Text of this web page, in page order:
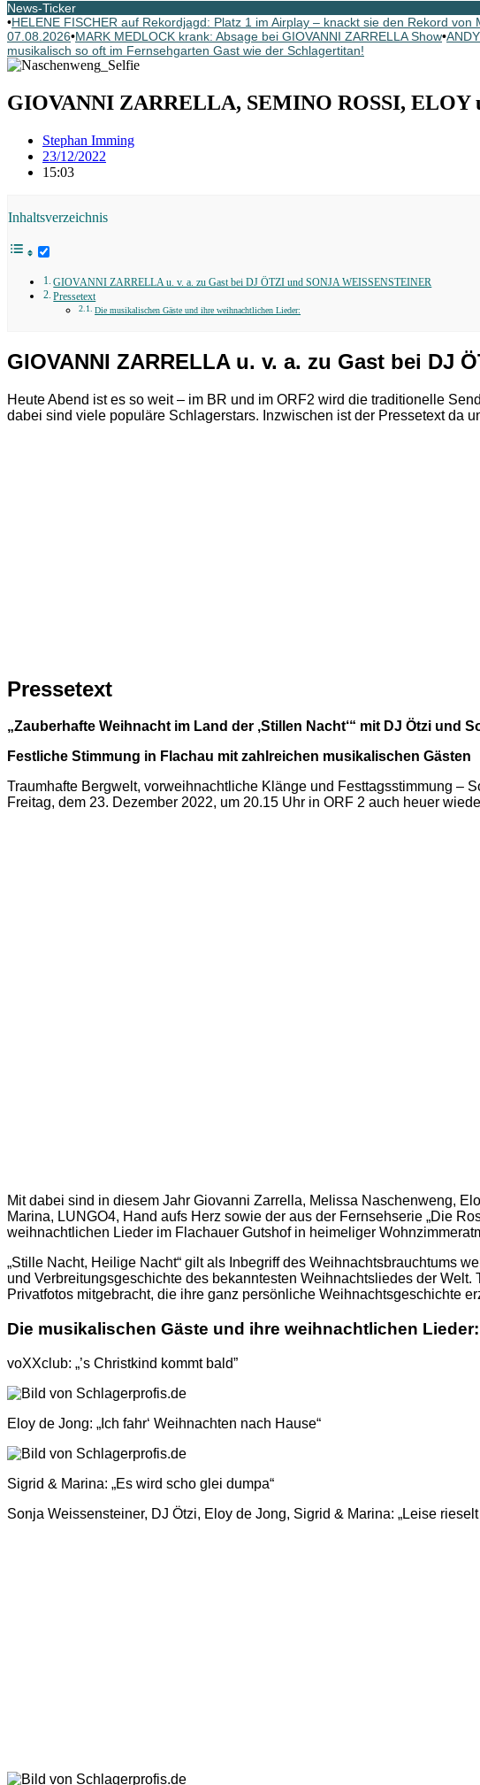
News-Ticker
•HELENE FISCHER auf Rekordjagd: Platz 1 im Airplay – knackt sie den Rekord von
07.08.2026•MARK MEDLOCK krank: Absage bei GIOVANNI ZARRELLA Show•
musikalisch so oft im Fernsehgarten Gast wie der Schlagertitan!
GIOVANNI ZARRELLA, SEMINO ROSSI, ELOY
Stephan Imming
23/12/2022
15:03
Inhaltsverzeichnis
GIOVANNI ZARRELLA u. v. a. zu Gast bei DJ ÖTZI und SONJA WEISSENSTEINER
Pressetext
Die musikalischen Gäste und ihre weihnachtlichen Lieder:
GIOVANNI ZARRELLA u. v. a. zu Gast bei DJ
Heute Abend ist es so weit – im BR und im ORF2 wird die traditionelle
dabei sind viele populäre Schlagerstars. Inzwischen ist der Pressetext da
Pressetext
„Zauberhafte Weihnacht im Land der ‚Stillen Nacht‘“ mit DJ Ötzi und
Festliche Stimmung in Flachau mit zahlreichen musikalischen Gästen
Traumhafte Bergwelt, vorweihnachtliche Klänge und Festtagsstimmung –
Freitag, dem 23. Dezember 2022, um 20.15 Uhr in ORF 2 auch heuer
Mit dabei sind in diesem Jahr Giovanni Zarrella, Melissa Naschenweng,
Marina, LUNGO4, Hand aufs Herz sowie der aus der Fernsehserie „Die
weihnachtlichen Lieder im Flachauer Gutshof in heimeliger
„Stille Nacht, Heilige Nacht“ gilt als Inbegriff des Weihnachtsbrauchtums
und Verbreitungsgeschichte des bekanntesten Weihnachtsliedes der
Privatfotos mitgebracht, die ihre ganz persönliche Weihnachtsgeschichte
Die musikalischen Gäste und ihre weihnachtlichen Lieder:
voXXclub: „’s Christkind kommt bald”
Eloy de Jong: „Ich fahr‘ Weihnachten nach Hause“
Sigrid & Marina: „Es wird scho glei dumpa“
Sonja Weissensteiner, DJ Ötzi, Eloy de Jong, Sigrid & Marina: „Leise